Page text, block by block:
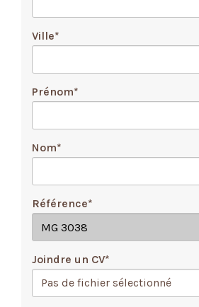
Ville*
Prénom*
Nom*
Référence*
Joindre un CV*
Pas de fichier sélectionné